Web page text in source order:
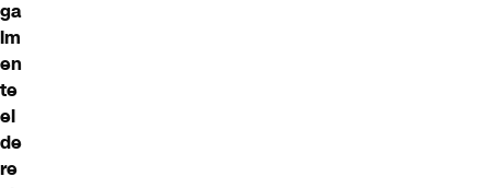
ga
lm
en
te
el
de
re